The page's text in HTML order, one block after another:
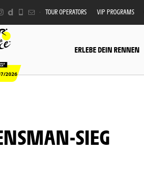
TOUR OPERATORS VIP PROGRAMS
2026
ERLEBE DEIN RENNEN